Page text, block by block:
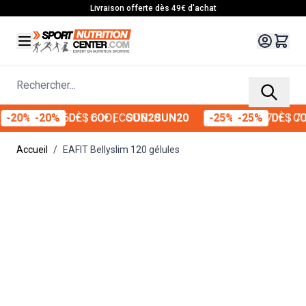
Livraison offerte dès 49€ d'achat
Rechercher...
DÈS 60€ | CODE :SUN20 -25% DÈS 70€ | CODE
Accueil / EAFIT Bellyslim 120 gélules